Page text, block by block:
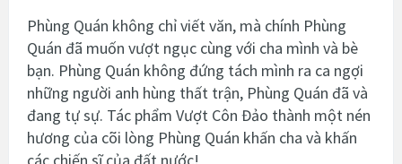
Phùng Quán không chỉ viết văn, mà chính Phùng
Quán đã muốn vượt ngục cùng với cha mình và bè
bạn. Phùng Quán không đứng tách mình ra ca ngợi
những người anh hùng thất trận, Phùng Quán đã và
đang tự sự. Tác phẩm Vượt Côn Đảo thành một nén
hương của cõi lòng Phùng Quán khấn cha và khấn
các chiến sĩ của đất nước!